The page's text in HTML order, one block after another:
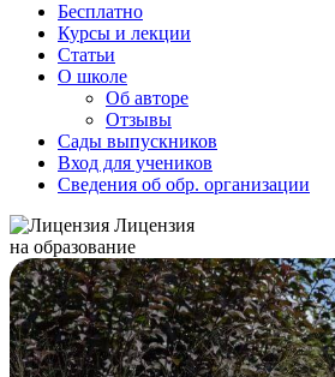
Бесплатно
Курсы и лекции
Статьи
О школе
Об авторе
Отзывы
Сады выпускников
Вход для учеников
Сведения об обр. организации
Лицензия
на образование